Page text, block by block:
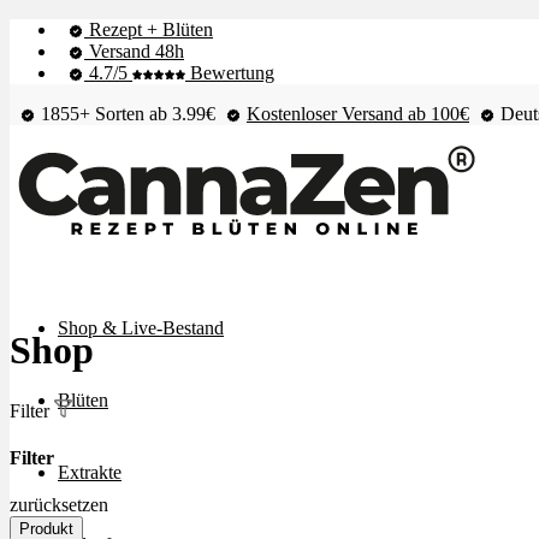
Rezept + Blüten
Versand 48h
4.7/5
Bewertung
1855+ Sorten ab 3.99€
Kostenloser Versand ab 100€
Shop & Live-Bestand
Blüten
Extrakte
Shop
Filter
Filter
zurücksetzen
Produkt